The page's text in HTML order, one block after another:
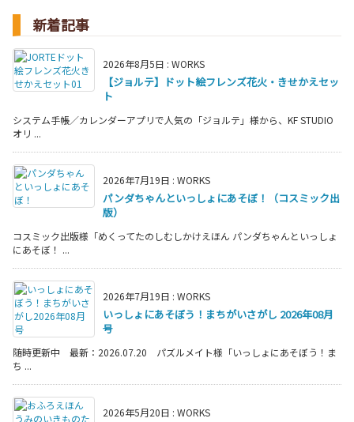
新着記事
2026年8月5日 : WORKS
【ジョルテ】ドット絵フレンズ花火・きせかえセッ
ト
システム手帳／カレンダーアプリで人気の「ジョルテ」様から、KF STUDIO
オリ ...
2026年7月19日 : WORKS
パンダちゃんといっしょにあそぼ！（コスミック出
版）
コスミック出版様「めくってたのしむしかけえほん パンダちゃんといっしょ
にあそぼ！ ...
2026年7月19日 : WORKS
いっしょにあそぼう！まちがいさがし 2026年08月
号
随時更新中 最新：2026.07.20 パズルメイト様「いっしょにあそぼう！ま
ち ...
2026年5月20日 : WORKS